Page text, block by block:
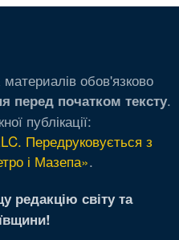
обов'язково
перед початком тексту.
публікації:
Передруковується з
і Мазепа».
редакцію світу та